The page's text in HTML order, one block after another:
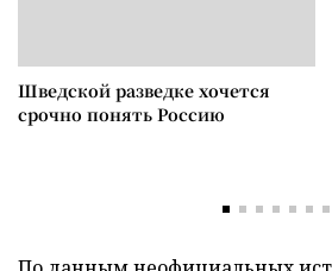
Шведской разведке хочется
срочно понять Россию